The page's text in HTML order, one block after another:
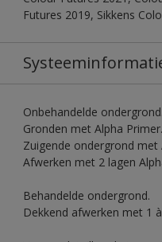
Futures 2019, Sikkens
Onbehandelde ondergrond.
Gronden met Alpha Primer.
Zuigende ondergrond met
Afwerken met 2 lagen
Behandelde ondergrond.
Dekkend afwerken met 1